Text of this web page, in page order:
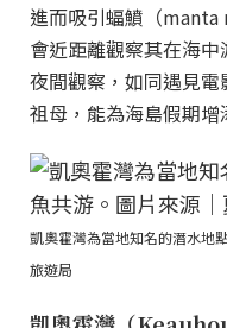
進而吸引蝠鱝（manta
會近距離觀察其在海
夜間觀察，如同遇見
祖母，能為海島假期增
凱奧霍灣為當地知名的潛水地
旅遊局